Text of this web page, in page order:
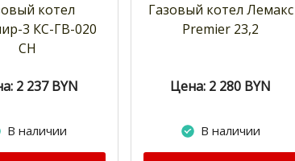
котел
3 КС-ГВ-020
СН
2 237 BYN
В наличии
Газовый котел Лемакс
Premier 23,2
Цена: 2 280 BYN
В наличии